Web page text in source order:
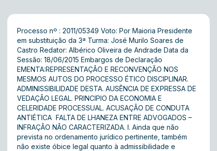
Processo nº : 2011/05349 Voto: Por Maioria Presidente
em substituição da 3ª Turma: José Murilo Soares de
Castro Redator: Albérico Oliveira de Andrade Data da
Sessão: 18/06/2015 Embargos de Declaração
EMENTA:REPRESENTAÇÃO E RECONVENÇÃO NOS
MESMOS AUTOS DO PROCESSO ÉTICO DISCIPLINAR.
ADMINISSIBILIDADE DESTA. AUSÊNCIA DE EXPRESSA DE
VEDAÇÃO LEGAL. PRINCIPIO DA ECONOMIA E
CELERIDADE PROCESSUAL. ACUSAÇÃO DE CONDUTA
ANTIÉTICA  FALTA DE LHANEZA ENTRE ADVOGADOS –
INFRAÇÃO NÃO CARACTERIZADA. I. Ainda que não
prevista no ordenamento jurídico pertinente, também
não existe óbice legal quanto à admissibilidade e